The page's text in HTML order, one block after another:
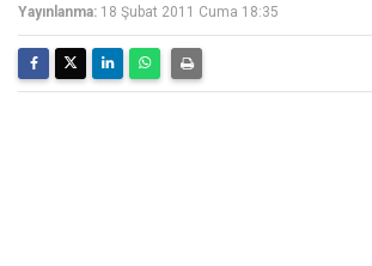
Yayınlanma: 18 Şubat 2011 Cuma 18:35